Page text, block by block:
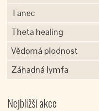
Tanec
Theta healing
Vědomá plodnost
Záhadná lymfa
Nejbližší akce